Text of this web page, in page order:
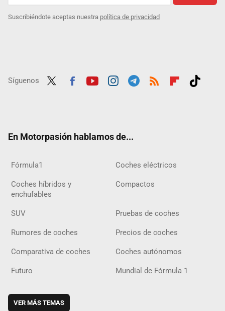
Suscribiéndote aceptas nuestra política de privacidad
Síguenos
En Motorpasión hablamos de...
Fórmula1 Coches eléctricos
Coches híbridos y
enchufables
Compactos
SUV Pruebas de coches
Rumores de coches Precios de coches
Comparativa de coches Coches autónomos
Futuro Mundial de Fórmula 1
VER MÁS TEMAS